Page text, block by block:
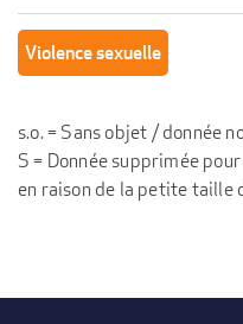
Violence sexuelle
s.o. = Sans objet / donnée
S = Donnée supprimée
en raison de la petite taille